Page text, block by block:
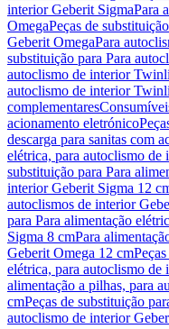
interior Geberit SigmaPara
OmegaPeças de
Geberit OmegaPara
substituição para Para
autoclismo de interior
autoclismo de interior
complementares
acionamento eletrónico
descarga para sanitas com
elétrica, para autoclismo
substituição para Para
interior Geberit Sigma 12
autoclismos de interior
para Para alimentação
Sigma 8 cmPara
Geberit Omega 12 cm
elétrica, para autoclismo
alimentação a pilhas, para
cmPeças de substituição
autoclismo de interior